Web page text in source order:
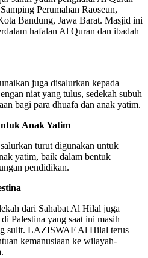
Perumahan Raoseun,
Bandung, Jawa Barat. Masjid ini
hafalan Al Quran dan ibadah
juga disalurkan kepada
niat yang tulus, sedekah subuh
bagi para dhuafa dan anak yatim.
Anak Yatim
turut digunakan untuk
yatim, baik dalam bentuk
pendidikan.
dari Sahabat Al Hilal juga
Palestina yang saat ini masih
sulit. LAZISWAF Al Hilal terus
kemanusiaan ke wilayah-